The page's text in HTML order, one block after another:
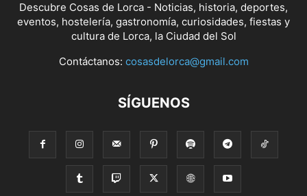
Descubre Cosas de Lorca - Noticias, historia, deportes,
eventos, hostelería, gastronomía, curiosidades, fiestas y
cultura de Lorca, la Ciudad del Sol
Contáctanos: cosasdelorca@gmail.com
SÍGUENOS